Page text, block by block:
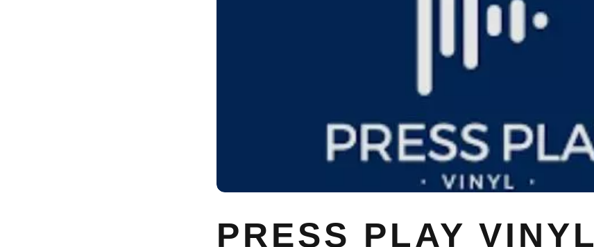
PRESS PLAY VINYL